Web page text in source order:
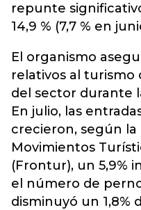
repunte
14,9 % (7,7 % en
El organismo
relativos al
del sector durante
En julio, las
crecieron, según la
Movimientos
(Frontur), un 5,9%
el número de
disminuyó un 1,8%